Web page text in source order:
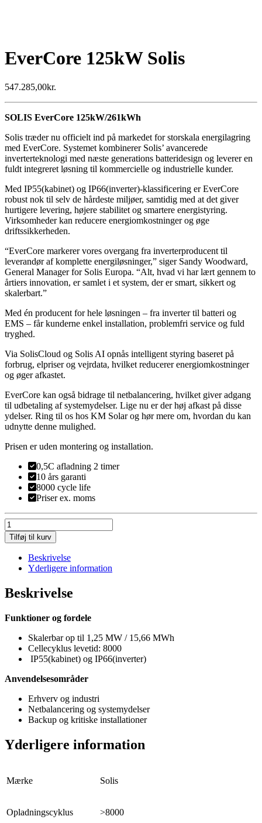
EverCore 125kW Solis
547.285,00kr.
SOLIS EverCore 125kW/261kWh
Solis træder nu officielt ind på markedet for storskala energilagring
med EverCore. Systemet kombinerer Solis’ avancerede
inverterteknologi med næste generations batteridesign og leverer en
fuldt integreret løsning til kommercielle og industrielle kunder.
Med IP55(kabinet) og IP66(inverter)-klassificering er EverCore
robust nok til selv de hårdeste miljøer, samtidig med at det giver
hurtigere levering, højere stabilitet og smartere energistyring.
Virksomheder kan reducere energiomkostninger og øge
driftssikkerheden.
“EverCore markerer vores overgang fra inverterproducent til
leverandør af komplette energiløsninger,” siger Sandy Woodward,
General Manager for Solis Europa. “Alt, hvad vi har lært gennem to
årtiers innovation, er samlet i et system, der er smart, sikkert og
skalerbart.”
Med én producent for hele løsningen – fra inverter til batteri og
EMS – får kunderne enkel installation, problemfri service og fuld
tryghed.
Via SolisCloud og Solis AI opnås intelligent styring baseret på
forbrug, elpriser og vejrdata, hvilket reducerer energiomkostninger
og øger afkastet.
EverCore kan også bidrage til netbalancering, hvilket giver adgang
til udbetaling af systemydelser. Lige nu er der høj afkast på disse
ydelser. Ring til os hos KM Solar og hør mere om, hvordan du kan
udnytte denne mulighed.
Prisen er uden montering og installation.
0,5C afladning 2 timer
10 års garanti
8000 cycle life
Priser ex. moms
EverCore
125kW
Solis
antal
Tilføj til kurv
Beskrivelse
Yderligere information
Beskrivelse
Funktioner og fordele
Skalerbar op til 1,25 MW / 15,66 MWh
Cellecyklus levetid: 8000
IP55(kabinet) og IP66(inverter)
Anvendelsesområder
Erhverv og industri
Netbalancering og systemydelser
Backup og kritiske installationer
Yderligere information
Mærke Solis
Opladningscyklus >8000